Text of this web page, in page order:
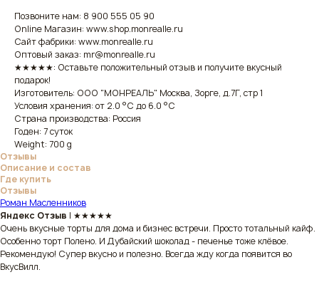
Позвоните нам: 8 900 555 05 90
Online Магазин: www.shop.monrealle.ru
Сайт фабрики: www.monrealle.ru
Оптовый заказ: mr@monrealle.ru
★★★★★: Оставьте положительный отзыв и получите вкусный
подарок!
Изготовитель: ООО "МОНРЕАЛЬ" Москва, Зорге, д.7Г, стр 1
Условия хранения: от 2.0 °С до 6.0 °С
Страна производства: Россия
Годен: 7 суток
Weight: 700 g
Отзывы
Описание и состав
Где купить
Отзывы
Роман Масленников
Яндекс Отзыв | ★★★★★
Очень вкусные торты для дома и бизнес встречи. Просто тотальный кайф.
Особенно торт Полено. И Дубайский шоколад - печенье тоже клёвое.
Рекомендую! Супер вкусно и полезно. Всегда жду когда появится во
ВкусВилл.